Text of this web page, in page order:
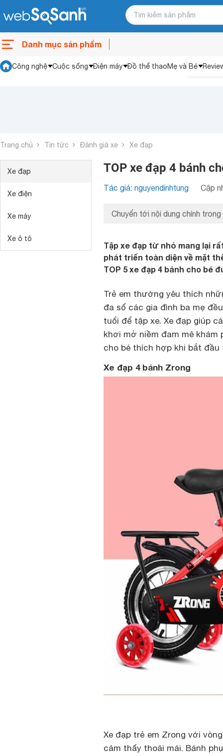
Danh mục sản phẩm
Công nghệ Cuộc sống Điện máy Đồ thể thaoMẹ và Bé
Trang chủ Tin tức Đánh giá xe Xe đạp
Xe đạp
Xe điện
Xe máy
Xe ô tô
TOP xe đạp 4 bánh
Tác giả: nguyendinhtung Cập
Chuyển tới nội dung chính trong
Tập xe đạp từ nhỏ mang lại
phát triển toàn diện về mặt
TOP 5 xe đạp 4 bánh cho bé
Trẻ em thường yêu thích
đa số các gia đình ba mẹ
tuổi để tập xe. Xe đạp giúp
khơi mở niềm đam mê khám
cho bé thích hợp khi bắt đầu
Xe đạp 4 bánh Zrong
Xe đạp trẻ em Zrong với
cảm thấy thoải mái. Bánh